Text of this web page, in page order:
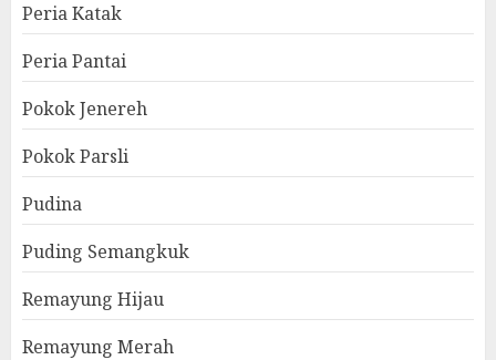
Peria Katak
Peria Pantai
Pokok Jenereh
Pokok Parsli
Pudina
Puding Semangkuk
Remayung Hijau
Remayung Merah